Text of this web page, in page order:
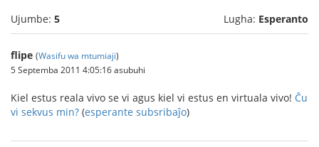
Ujumbe: 5 Lugha: Esperanto
flipe (Wasifu wa mtumiaji)
5 Septemba 2011 4:05:16 asubuhi
Kiel estus reala vivo se vi agus kiel vi estus en virtuala vivo! Ĉu
vi sekvus min? (esperante subsribaĵo)